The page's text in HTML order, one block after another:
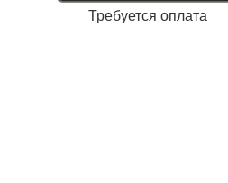
Требуется оплата